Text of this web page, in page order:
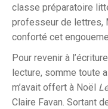
classe préparatoire
professeur de lettres,
conforté cet
Pour revenir à
lecture, somme toute
m’avait offert à Noël
Claire Favan. Sortant